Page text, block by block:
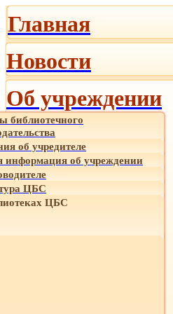
Главная
Новости
Об учреждении
библиотечного
об учредителе
об учреждении
ЦБС
ЦБС